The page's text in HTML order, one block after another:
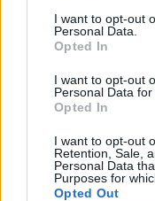
I want to opt-out
Personal Data.
Opted In
I want to opt-out
Personal Data for
Opted In
I want to opt-out
Retention, Sale,
Personal Data
Purposes for
Opted Out